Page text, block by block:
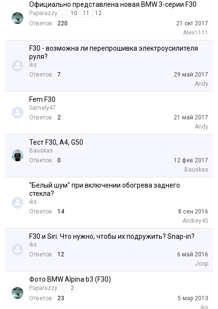
Официально представлена новая BMW 3-серии F30
Paparazzy ... 10 11
12
Ответов:
220
21 окт 2017
Alex1111
F30 - возможна ли перепрошивка электроусилителя
руля?
iks
Ответов:
7
29 май 2017
Andy
Fem F30
Samaly47
Ответов:
2
21 май 2017
Andy
Тест F30, A4, G50
Bauskas
Ответов:
0
12 фев 2017
Bauskas
"Белый шум" при включении обогрева заднего
стекла?
iks
Ответов:
14
8 сен 2016
Andrey45
F30 и Siri. Что нужно, чтобы их подружить? Snap-in?
iks
Ответов:
12
6 май 2016
Joop
Фото BMW Alpina b3 (F30)
Paparazzy ...
2
Ответов:
23
5 мар 2013
iks